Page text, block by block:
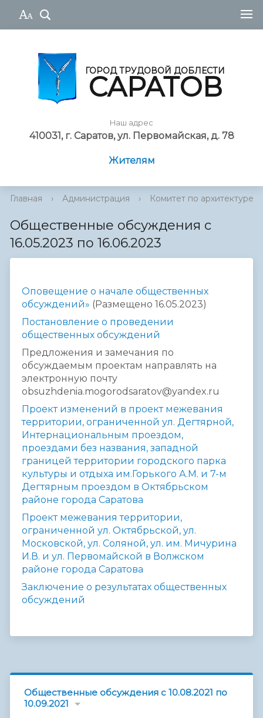
ГОРОД ТРУДОВОЙ ДОБЛЕСТИ
САРАТОВ
Наш адрес
410031, г. Саратов, ул. Первомайская, д. 78
Жителям
Главная › Администрация › Комитет по архитектуре
Общественные обсуждения с
16.05.2023 по 16.06.2023
Оповещение о начале общественных
обсуждений» (Размещено 16.05.2023)
Постановление о проведении
общественных обсуждений
Предложения и замечания по
обсуждаемым проектам направлять на
электронную почту
obsuzhdenia.mogorodsaratov@yandex.ru
Проект изменений в проект межевания
территории, ограниченной ул. Дегтярной,
Интернациональным проездом,
проездами без названия, западной
границей территории городского парка
культуры и отдыха им.Горького А.М. и 7-м
Дегтярным проездом в Октябрьском
районе города Саратова
Проект межевания территории,
ограниченной ул. Октябрьской, ул.
Московской, ул. Соляной, ул. им. Мичурина
И.В. и ул. Первомайской в Волжском
районе города Саратова
Заключение о результатах общественных
обсуждений
Общественные обсуждения с 10.08.2021 по
10.09.2021